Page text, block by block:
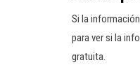
Si la
para ver si la
gratuita.